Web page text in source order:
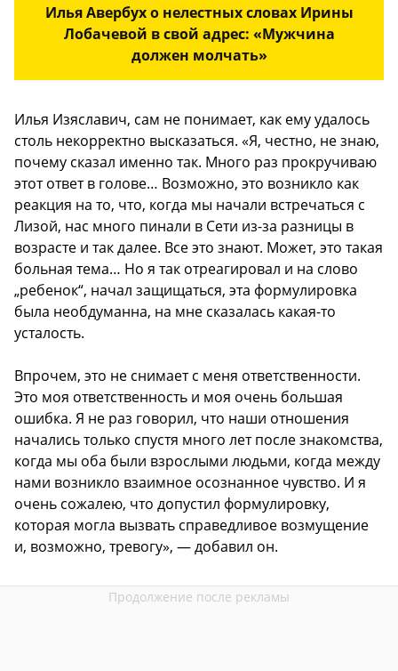
Илья Авербух о нелестных словах Ирины
Лобачевой в свой адрес: «Мужчина
должен молчать»
Илья Изяславич, сам не понимает, как ему удалось
столь некорректно высказаться. «Я, честно, не знаю,
почему сказал именно так. Много раз прокручиваю
этот ответ в голове… Возможно, это возникло как
реакция на то, что, когда мы начали встречаться с
Лизой, нас много пинали в Сети из-за разницы в
возрасте и так далее. Все это знают. Может, это такая
больная тема… Но я так отреагировал и на слово
„ребенок“, начал защищаться, эта формулировка
была необдуманна, на мне сказалась какая-то
усталость.
Впрочем, это не снимает с меня ответственности.
Это моя ответственность и моя очень большая
ошибка. Я не раз говорил, что наши отношения
начались только спустя много лет после знакомства,
когда мы оба были взрослыми людьми, когда между
нами возникло взаимное осознанное чувство. И я
очень сожалею, что допустил формулировку,
которая могла вызвать справедливое возмущение
и, возможно, тревогу», — добавил он.